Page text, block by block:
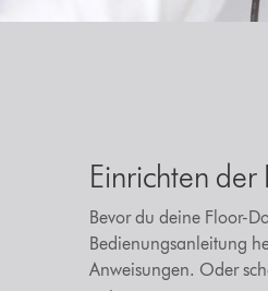
Einrichten
Bevor du deine Floor-
Bedienungsanleitung
Anweisungen. Oder